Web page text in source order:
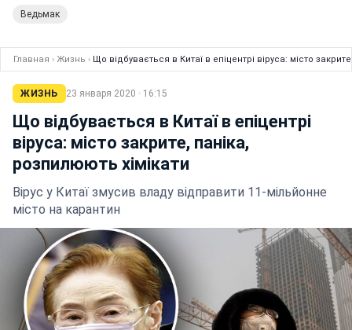
Ведьмак
Главная › Жизнь › Що відбувається в Китаї в епіцентрі віруса: місто
ЖИЗНЬ 23 января 2020 · 16:15
Що відбувається в Китаї в епіцентрі
віруса: місто закрите, паніка,
розпилюють хімікати
Вірус у Китаї змусив владу відправити 11-мільйонне
місто на карантин